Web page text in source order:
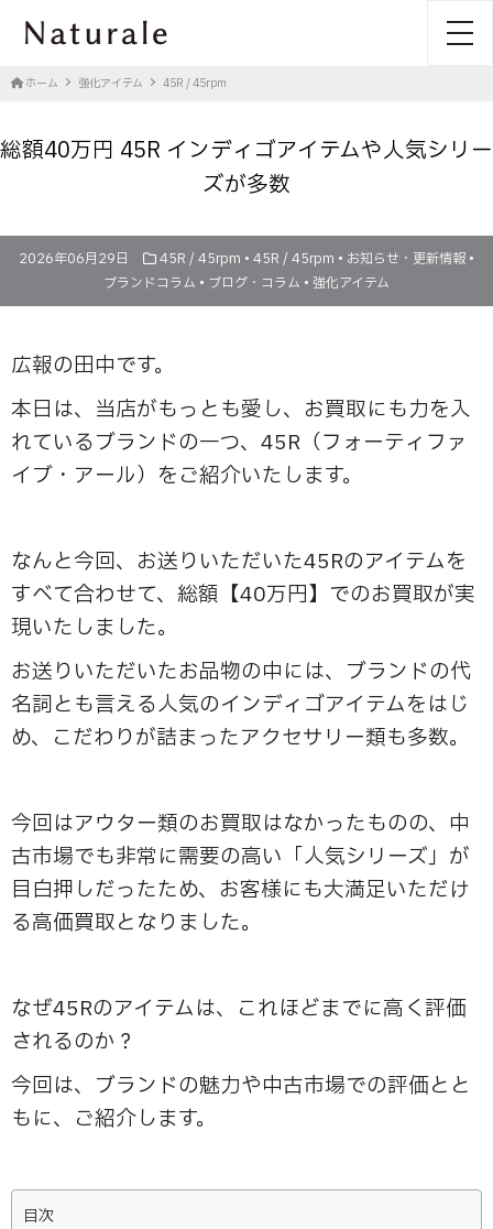
ホーム 強化アイテム 45R / 45rpm
総額40万円 45R インディゴアイテムや人気シリー
ズが多数
2026年06月29日 45R / 45rpm • 45R / 45rpm • お知らせ・更新情報 •
ブランドコラム • ブログ・コラム • 強化アイテム
広報の田中です。
本日は、当店がもっとも愛し、お買取にも力を入
れているブランドの一つ、45R（フォーティファ
イブ・アール）をご紹介いたします。
なんと今回、お送りいただいた45Rのアイテムを
すべて合わせて、総額【40万円】でのお買取が実
現いたしました。
お送りいただいたお品物の中には、ブランドの代
名詞とも言える人気のインディゴアイテムをはじ
め、こだわりが詰まったアクセサリー類も多数。
今回はアウター類のお買取はなかったものの、中
古市場でも非常に需要の高い「人気シリーズ」が
目白押しだったため、お客様にも大満足いただけ
る高価買取となりました。
なぜ45Rのアイテムは、これほどまでに高く評価
されるのか？
今回は、ブランドの魅力や中古市場での評価とと
もに、ご紹介します。
目次